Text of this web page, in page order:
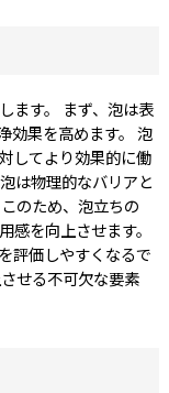
ます。 まず、泡は表
効果を高めます。 泡
してより効果的に働
は物理的なバリアと
のため、泡立ちの
感を向上させます。
評価しやすくなるで
せる不可欠な要素